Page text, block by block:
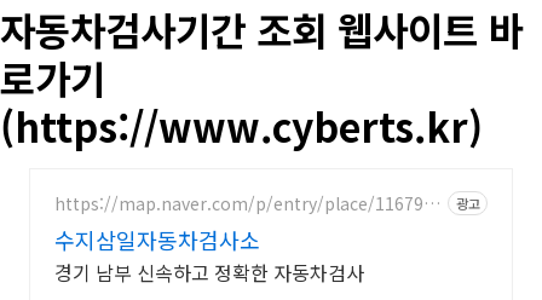
자동차검사기간 조회 웹사이트 바
로가기
(https://www.cyberts.kr)
https://map.naver.com/p/entry/place/1167914
광고
수지삼일자동차검사소
경기 남부 신속하고 정확한 자동차검사